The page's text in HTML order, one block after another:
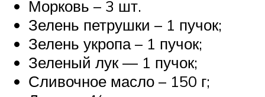
Морковь – 3 шт.
Зелень петрушки – 1 пучок;
Зелень укропа – 1 пучок;
Зеленый лук — 1 пучок;
Сливочное масло – 150 г;